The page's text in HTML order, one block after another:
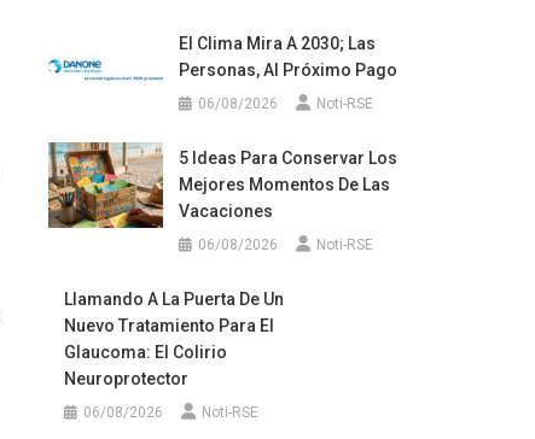
El Clima Mira A 2030; Las
Personas, Al Próximo Pago
06/08/2026 Noti-RSE
5 Ideas Para Conservar Los
Mejores Momentos De Las
Vacaciones
06/08/2026 Noti-RSE
Llamando A La Puerta De Un
Nuevo Tratamiento Para El
Glaucoma: El Colirio
Neuroprotector
06/08/2026 Noti-RSE